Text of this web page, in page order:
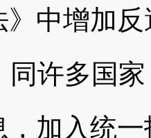
》中增加
同许多国
，加入统